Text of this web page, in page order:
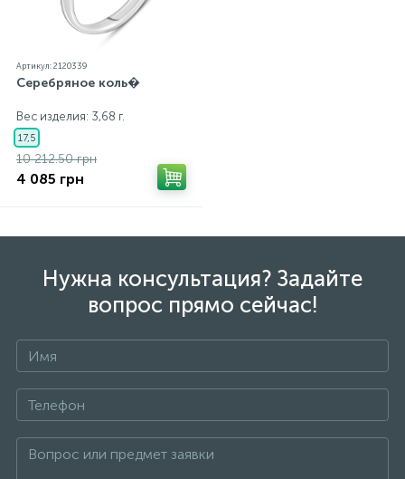
Артикул: 2120339
Серебряное коль�
Вес изделия: 3,68 г.
17,5
10 212.50 грн
4 085 грн
Нужна консультация? Задайте
вопрос прямо сейчас!